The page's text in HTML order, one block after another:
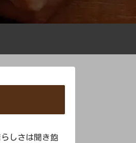
しさは聞き飽